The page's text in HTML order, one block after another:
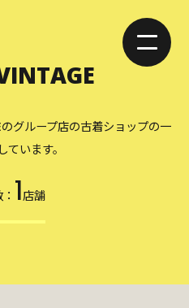
グループ店の古着ショップの一
ています。
1店舗